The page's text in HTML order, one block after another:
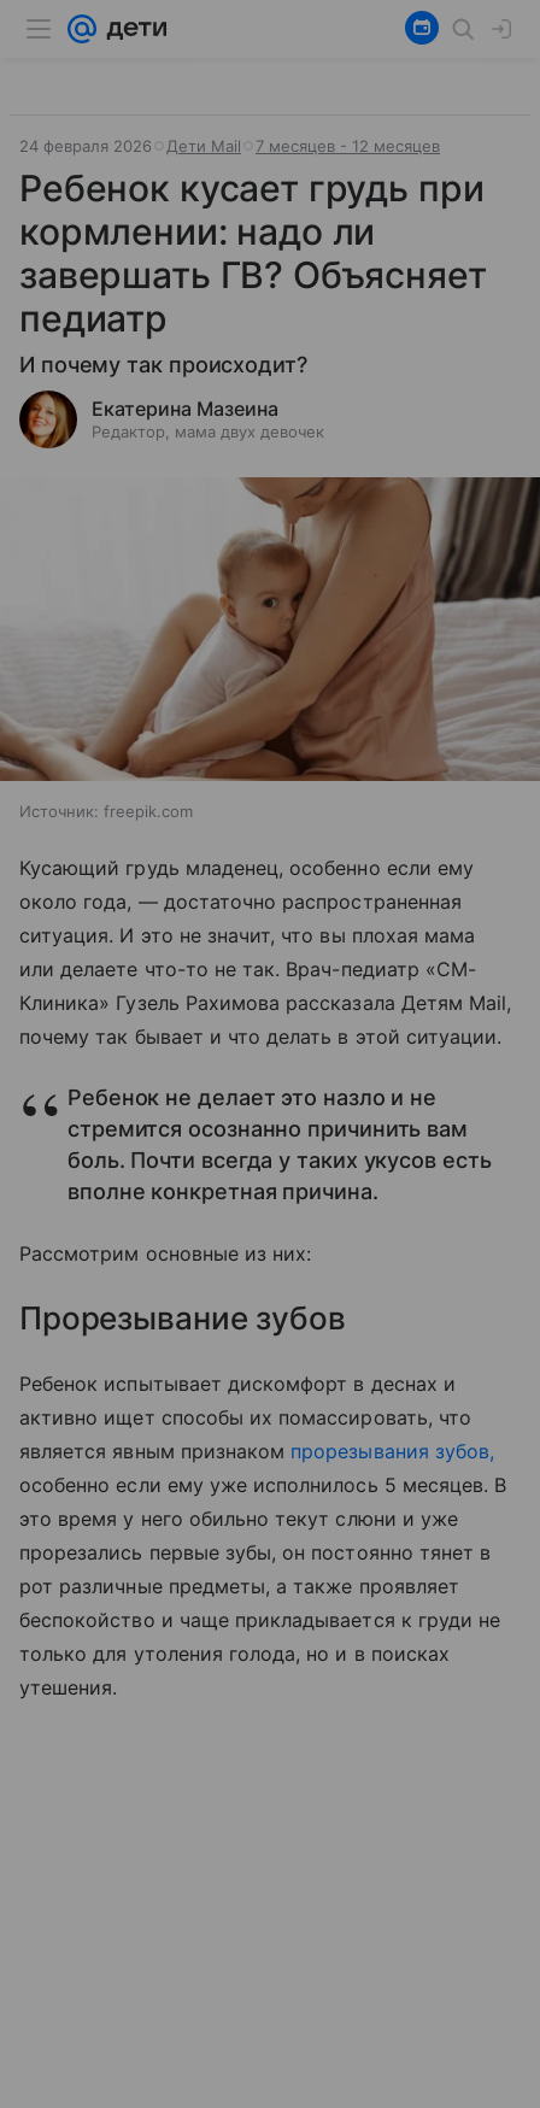
24 февраля 2026 Дети Mail 7 месяцев - 12 месяцев
Ребенок кусает грудь при
кормлении: надо ли
завершать ГВ? Объясняет
педиатр
И почему так происходит?
Екатерина Мазеина
Редактор, мама двух девочек
Источник: freepik.com
Кусающий грудь младенец, особенно если ему
около года, — достаточно распространенная
ситуация. И это не значит, что вы плохая мама
или делаете что-то не так. Врач-педиатр «СМ-
Клиника» Гузель Рахимова рассказала Детям Mail,
почему так бывает и что делать в этой ситуации.
Ребенок не делает это назло и не
стремится осознанно причинить вам
боль. Почти всегда у таких укусов есть
вполне конкретная причина.
Рассмотрим основные из них:
Прорезывание зубов
Ребенок испытывает дискомфорт в деснах и
активно ищет способы их помассировать, что
является явным признаком прорезывания зубов,
особенно если ему уже исполнилось 5 месяцев. В
это время у него обильно текут слюни и уже
прорезались первые зубы, он постоянно тянет в
рот различные предметы, а также проявляет
беспокойство и чаще прикладывается к груди не
только для утоления голода, но и в поисках
утешения.